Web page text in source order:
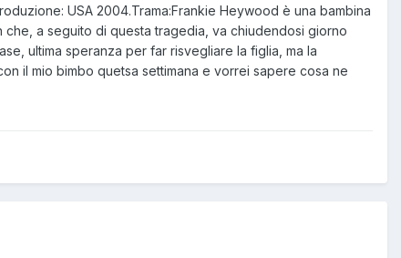
USA 2004.Trama:Frankie Heywood è una bambina
a seguito di questa tragedia, va chiudendosi giorno
ultima speranza per far risvegliare la figlia, ma la
il mio bimbo quetsa settimana e vorrei sapere cosa ne